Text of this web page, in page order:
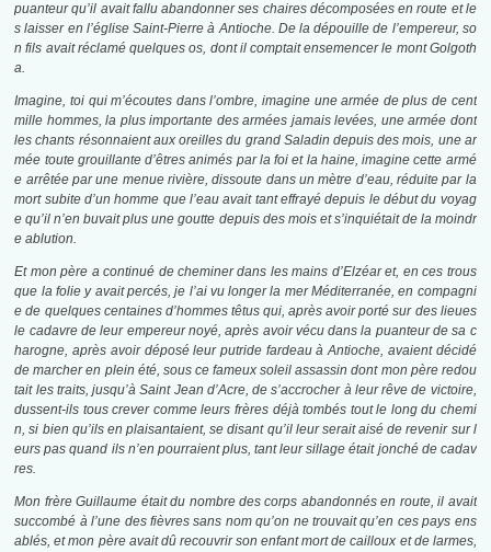
puanteur qu’il avait fallu abandonner ses chaires décomposées en route et le
s laisser en l’église Saint-Pierre à Antioche. De la dépouille de l’empereur, so
n fils avait réclamé quelques os, dont il comptait ensemencer le mont Golgoth
a.
Imagine, toi qui m’écoutes dans l’ombre, imagine une armée de plus de cent
mille hommes, la plus importante des armées jamais levées, une armée dont
les chants résonnaient aux oreilles du grand Saladin depuis des mois, une ar
mée toute grouillante d’êtres animés par la foi et la haine, imagine cette armé
e arrêtée par une menue rivière, dissoute dans un mètre d’eau, réduite par la
mort subite d’un homme que l’eau avait tant effrayé depuis le début du voyag
e qu’il n’en buvait plus une goutte depuis des mois et s’inquiétait de la moindr
e ablution.
Et mon père a continué de cheminer dans les mains d’Elzéar et, en ces trous
que la folie y avait percés, je l’ai vu longer la mer Méditerranée, en compagni
e de quelques centaines d’hommes têtus qui, après avoir porté sur des lieues
le cadavre de leur empereur noyé, après avoir vécu dans la puanteur de sa c
harogne, après avoir déposé leur putride fardeau à Antioche, avaient décidé
de marcher en plein été, sous ce fameux soleil assassin dont mon père redou
tait les traits, jusqu’à Saint Jean d’Acre, de s’accrocher à leur rêve de victoire,
dussent-ils tous crever comme leurs frères déjà tombés tout le long du chemi
n, si bien qu’ils en plaisantaient, se disant qu’il leur serait aisé de revenir sur l
eurs pas quand ils n’en pourraient plus, tant leur sillage était jonché de cadav
res.
Mon frère Guillaume était du nombre des corps abandonnés en route, il avait
succombé à l’une des fièvres sans nom qu’on ne trouvait qu’en ces pays ens
ablés, et mon père avait dû recouvrir son enfant mort de cailloux et de larmes,